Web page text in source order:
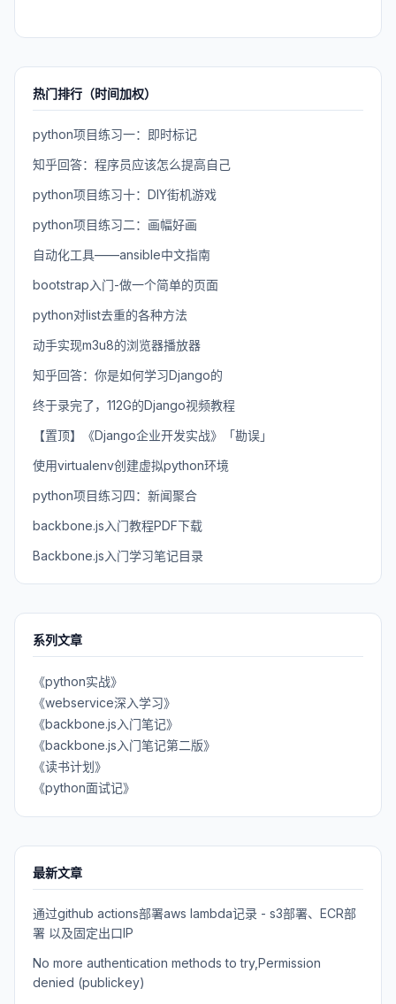
热门排行（时间加权）
python项目练习一：即时标记
知乎回答：程序员应该怎么提高自己
python项目练习十：DIY街机游戏
python项目练习二：画幅好画
自动化工具——ansible中文指南
bootstrap入门-做一个简单的页面
python对list去重的各种方法
动手实现m3u8的浏览器播放器
知乎回答：你是如何学习Django的
终于录完了，112G的Django视频教程
【置顶】《Django企业开发实战》「勘误」
使用virtualenv创建虚拟python环境
python项目练习四：新闻聚合
backbone.js入门教程PDF下载
Backbone.js入门学习笔记目录
系列文章
《python实战》
《webservice深入学习》
《backbone.js入门笔记》
《backbone.js入门笔记第二版》
《读书计划》
《python面试记》
最新文章
通过github actions部署aws lambda记录 - s3部署、ECR部
署 以及固定出口IP
No more authentication methods to try,Permission
denied (publickey)